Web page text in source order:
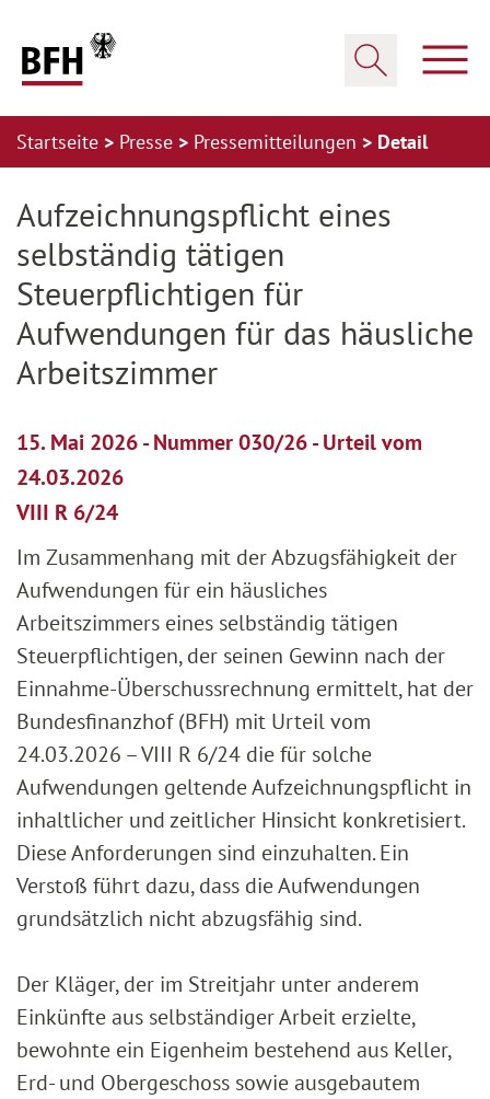
Startseite Presse Pressemitteilungen Detail
Aufzeichnungspflicht eines
selbständig tätigen
Steuerpflichtigen für
Aufwendungen für das häusliche
Arbeitszimmer
15. Mai 2026 - Nummer 030/26 - Urteil vom
24.03.2026
VIII R 6/24
Im Zusammenhang mit der Abzugsfähigkeit der
Aufwendungen für ein häusliches
Arbeitszimmers eines selbständig tätigen
Steuerpflichtigen, der seinen Gewinn nach der
Einnahme-Überschussrechnung ermittelt, hat der
Bundesfinanzhof (BFH) mit Urteil vom
24.03.2026 – VIII R 6/24 die für solche
Aufwendungen geltende Aufzeichnungspflicht in
inhaltlicher und zeitlicher Hinsicht konkretisiert.
Diese Anforderungen sind einzuhalten. Ein
Verstoß führt dazu, dass die Aufwendungen
grundsätzlich nicht abzugsfähig sind.
Der Kläger, der im Streitjahr unter anderem
Einkünfte aus selbständiger Arbeit erzielte,
bewohnte ein Eigenheim bestehend aus Keller,
Erd- und Obergeschoss sowie ausgebautem